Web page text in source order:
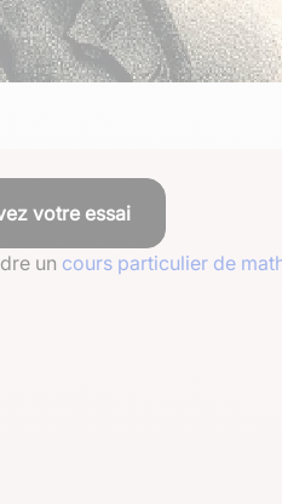
votre essai
un cours particulier de